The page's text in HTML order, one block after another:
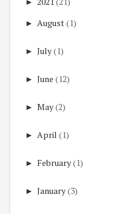
► August(1)
► July(1)
► June (12)
► May(2)
► April (1)
► February(1)
► January(3)